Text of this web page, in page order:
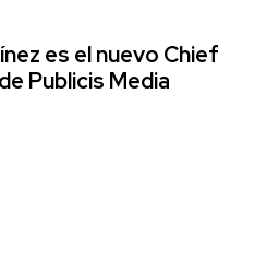
es el nuevo Chief
Publicis Media